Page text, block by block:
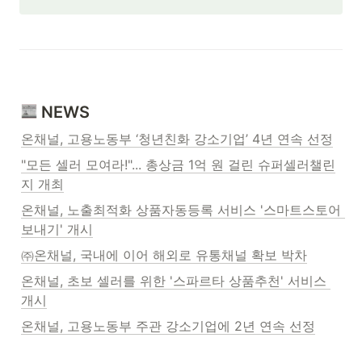
NEWS
온채널, 고용노동부 ‘청년친화 강소기업’ 4년 연속 선정
"모든 셀러 모여라!"... 총상금 1억 원 걸린 슈퍼셀러챌린
지 개최
온채널, 노출최적화 상품자동등록 서비스 '스마트스토어
보내기' 개시
㈜온채널, 국내에 이어 해외로 유통채널 확보 박차
온채널, 초보 셀러를 위한 '스파르타 상품추천' 서비스
개시
온채널, 고용노동부 주관 강소기업에 2년 연속 선정